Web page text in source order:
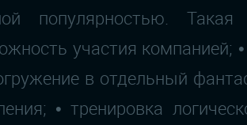
популярностью.
участия компанией;
в отдельный
• тренировка